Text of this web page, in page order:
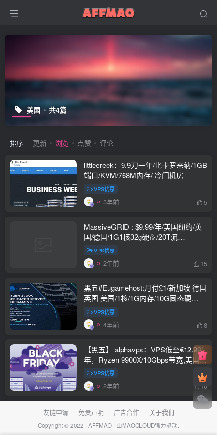
美国 共4篇
排序 更新 浏览 点赞 评论
littlecreek：9.9刀一年/北卡罗来纳/1GB
端口/KVM/768M内存/ 冷门机房
VPS优惠
3年前 5
MassiveGRID : $9.99/年/美国纽约/英
国/德国/1G1核32g硬盘/20T流
量/1Gbps带宽
VPS优惠
2年前 15
黑五#Eugamehost:月付£1/新加坡 德国
英国 美国/1核/1G内存/10G固态硬
盘/1Gbps带宽/1T流量
VPS优惠
4年前 8
【黑五】 alphavps：VPS低至€12.99/
年，Ryzen 9900X/10Gbps带宽,美国/
德国/英国/保加利亚
VPS优惠
2年前 10
友链申请 免责声明 广告合作 关于我们
Copyright © 2022 · AFFMAO · 由MAOCLOUD强力驱动.